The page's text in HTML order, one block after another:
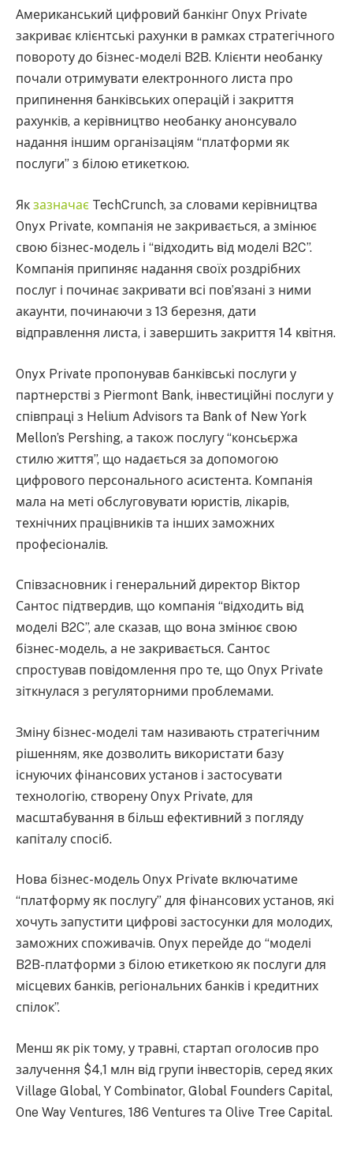
Американський цифровий банкінг Onyx Private
закриває клієнтські рахунки в рамках стратегічного
повороту до бізнес-моделі B2B. Клієнти необанку
почали отримувати електронного листа про
припинення банківських операцій і закриття
рахунків, а керівництво необанку анонсувало
надання іншим організаціям “платформи як
послуги” з білою етикеткою.
Як зазначає TechCrunch, за словами керівництва
Onyx Private, компанія не закривається, а змінює
свою бізнес-модель і “відходить від моделі B2C”.
Компанія припиняє надання своїх роздрібних
послуг і починає закривати всі пов’язані з ними
акаунти, починаючи з 13 березня, дати
відправлення листа, і завершить закриття 14 квітня.
Onyx Private пропонував банківські послуги у
партнерстві з Piermont Bank, інвестиційні послуги у
співпраці з Helium Advisors та Bank of New York
Mellon’s Pershing, а також послугу “консьєржа
стилю життя”, що надається за допомогою
цифрового персонального асистента. Компанія
мала на меті обслуговувати юристів, лікарів,
технічних працівників та інших заможних
професіоналів.
Співзасновник і генеральний директор Віктор
Сантос підтвердив, що компанія “відходить від
моделі B2C”, але сказав, що вона змінює свою
бізнес-модель, а не закривається. Сантос
спростував повідомлення про те, що Onyx Private
зіткнулася з регуляторними проблемами.
Зміну бізнес-моделі там називають стратегічним
рішенням, яке дозволить використати базу
існуючих фінансових установ і застосувати
технологію, створену Onyx Private, для
масштабування в більш ефективний з погляду
капіталу спосіб.
Нова бізнес-модель Onyx Private включатиме
“платформу як послугу” для фінансових установ, які
хочуть запустити цифрові застосунки для молодих,
заможних споживачів. Onyx перейде до “моделі
B2B-платформи з білою етикеткою як послуги для
місцевих банків, регіональних банків і кредитних
спілок”.
Менш як рік тому, у травні, стартап оголосив про
залучення $4,1 млн від групи інвесторів, серед яких
Village Global, Y Combinator, Global Founders Capital,
One Way Ventures, 186 Ventures та Olive Tree Capital.